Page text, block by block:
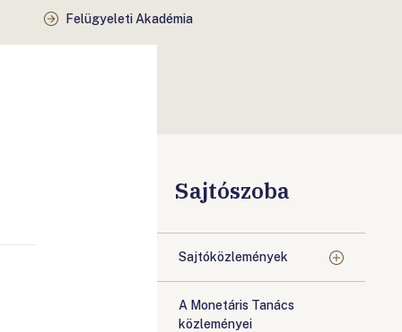
Felügyeleti Akadémia
Sajtószoba
Sajtóközlemények
A Monetáris Tanács
közleményei